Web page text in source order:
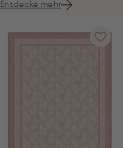
Entdecke mehr